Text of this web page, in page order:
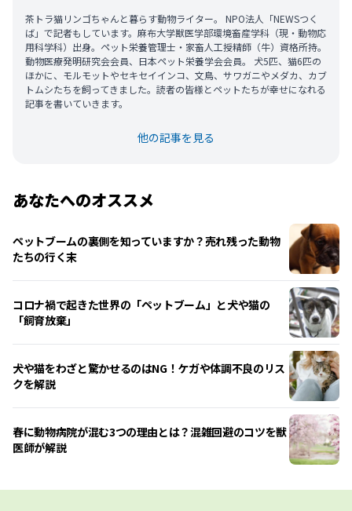
茶トラ猫リンゴちゃんと暮らす動物ライター。 NPO法人「NEWSつく
ば」で記者もしています。麻布大学獣医学部環境畜産学科（現・動物応
用科学科）出身。ペット栄養管理士・家畜人工授精師（牛）資格所持。
動物医療発明研究会会員、日本ペット栄養学会会員。 犬5匹、猫6匹の
ほかに、モルモットやセキセイインコ、文鳥、サワガニやメダカ、カブ
トムシたちを飼ってきました。読者の皆様とペットたちが幸せになれる
記事を書いていきます。
他の記事を見る
あなたへのオススメ
ペットブームの裏側を知っていますか？売れ残った動物
たちの行く末
コロナ禍で起きた世界の「ペットブーム」と犬や猫の
「飼育放棄」
犬や猫をわざと驚かせるのはNG！ケガや体調不良のリス
クを解説
春に動物病院が混む3つの理由とは？混雑回避のコツを獣
医師が解説